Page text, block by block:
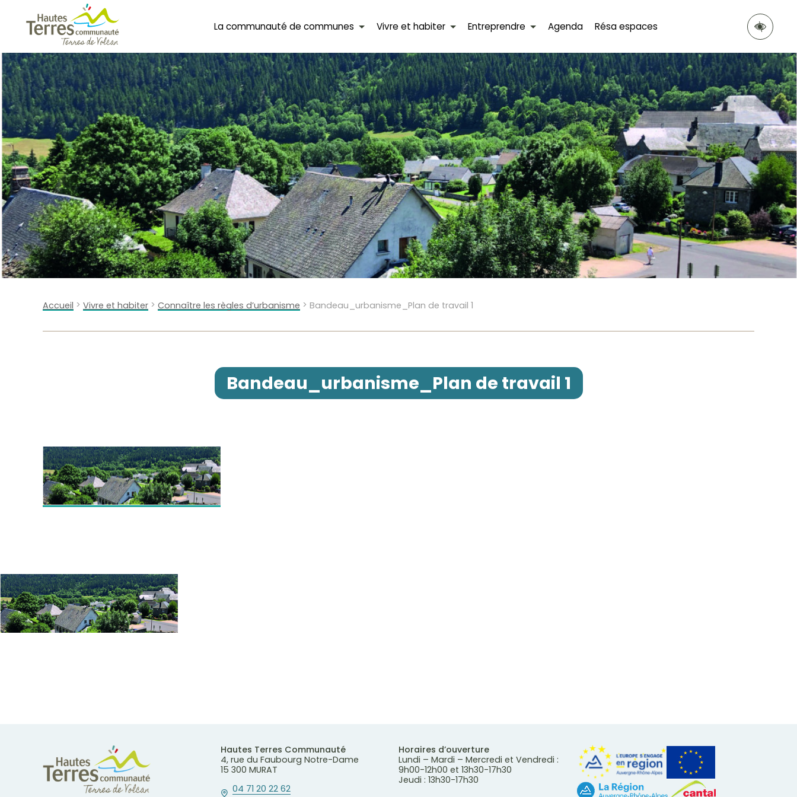
La communauté de communes Vivre et habiter Entreprendre Agenda Résa espaces
Accueil > Vivre et habiter > Connaître les règles d’urbanisme > Bandeau_urbanisme_Plan de travail 1
Bandeau_urbanisme_Plan de travail 1
Hautes Terres Communauté
4, rue du Faubourg Notre-Dame
15 300 MURAT
04 71 20 22 62
Horaires d’ouverture
Lundi – Mardi – Mercredi et Vendredi :
9h00-12h00 et 13h30-17h30
Jeudi : 13h30-17h30